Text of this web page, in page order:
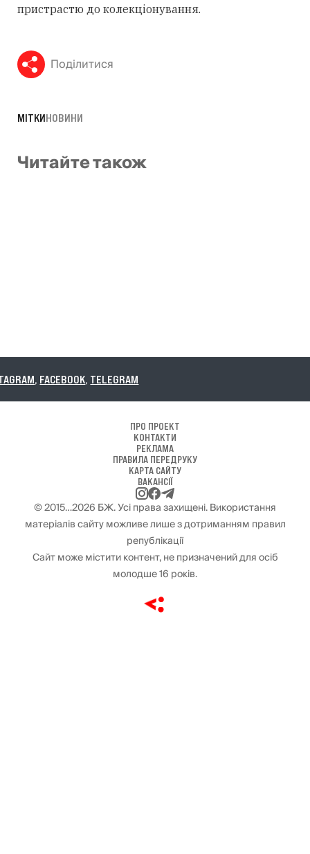
пристрастю до колекціонування.
Поділитися
МІТКИНОВИНИ
Читайте також
TELEGRAM
ПРО ПРОЕКТ
КОНТАКТИ
РЕКЛАМА
ПРАВИЛА ПЕРЕДРУКУ
КАРТА САЙТУ
ВАКАНСІЇ
© 2015…2026 БЖ. Усі права захищені. Використання
матеріалів сайту можливе лише з дотриманням правил
републікації
Сайт може містити контент, не призначений для осіб
молодше 16 років.